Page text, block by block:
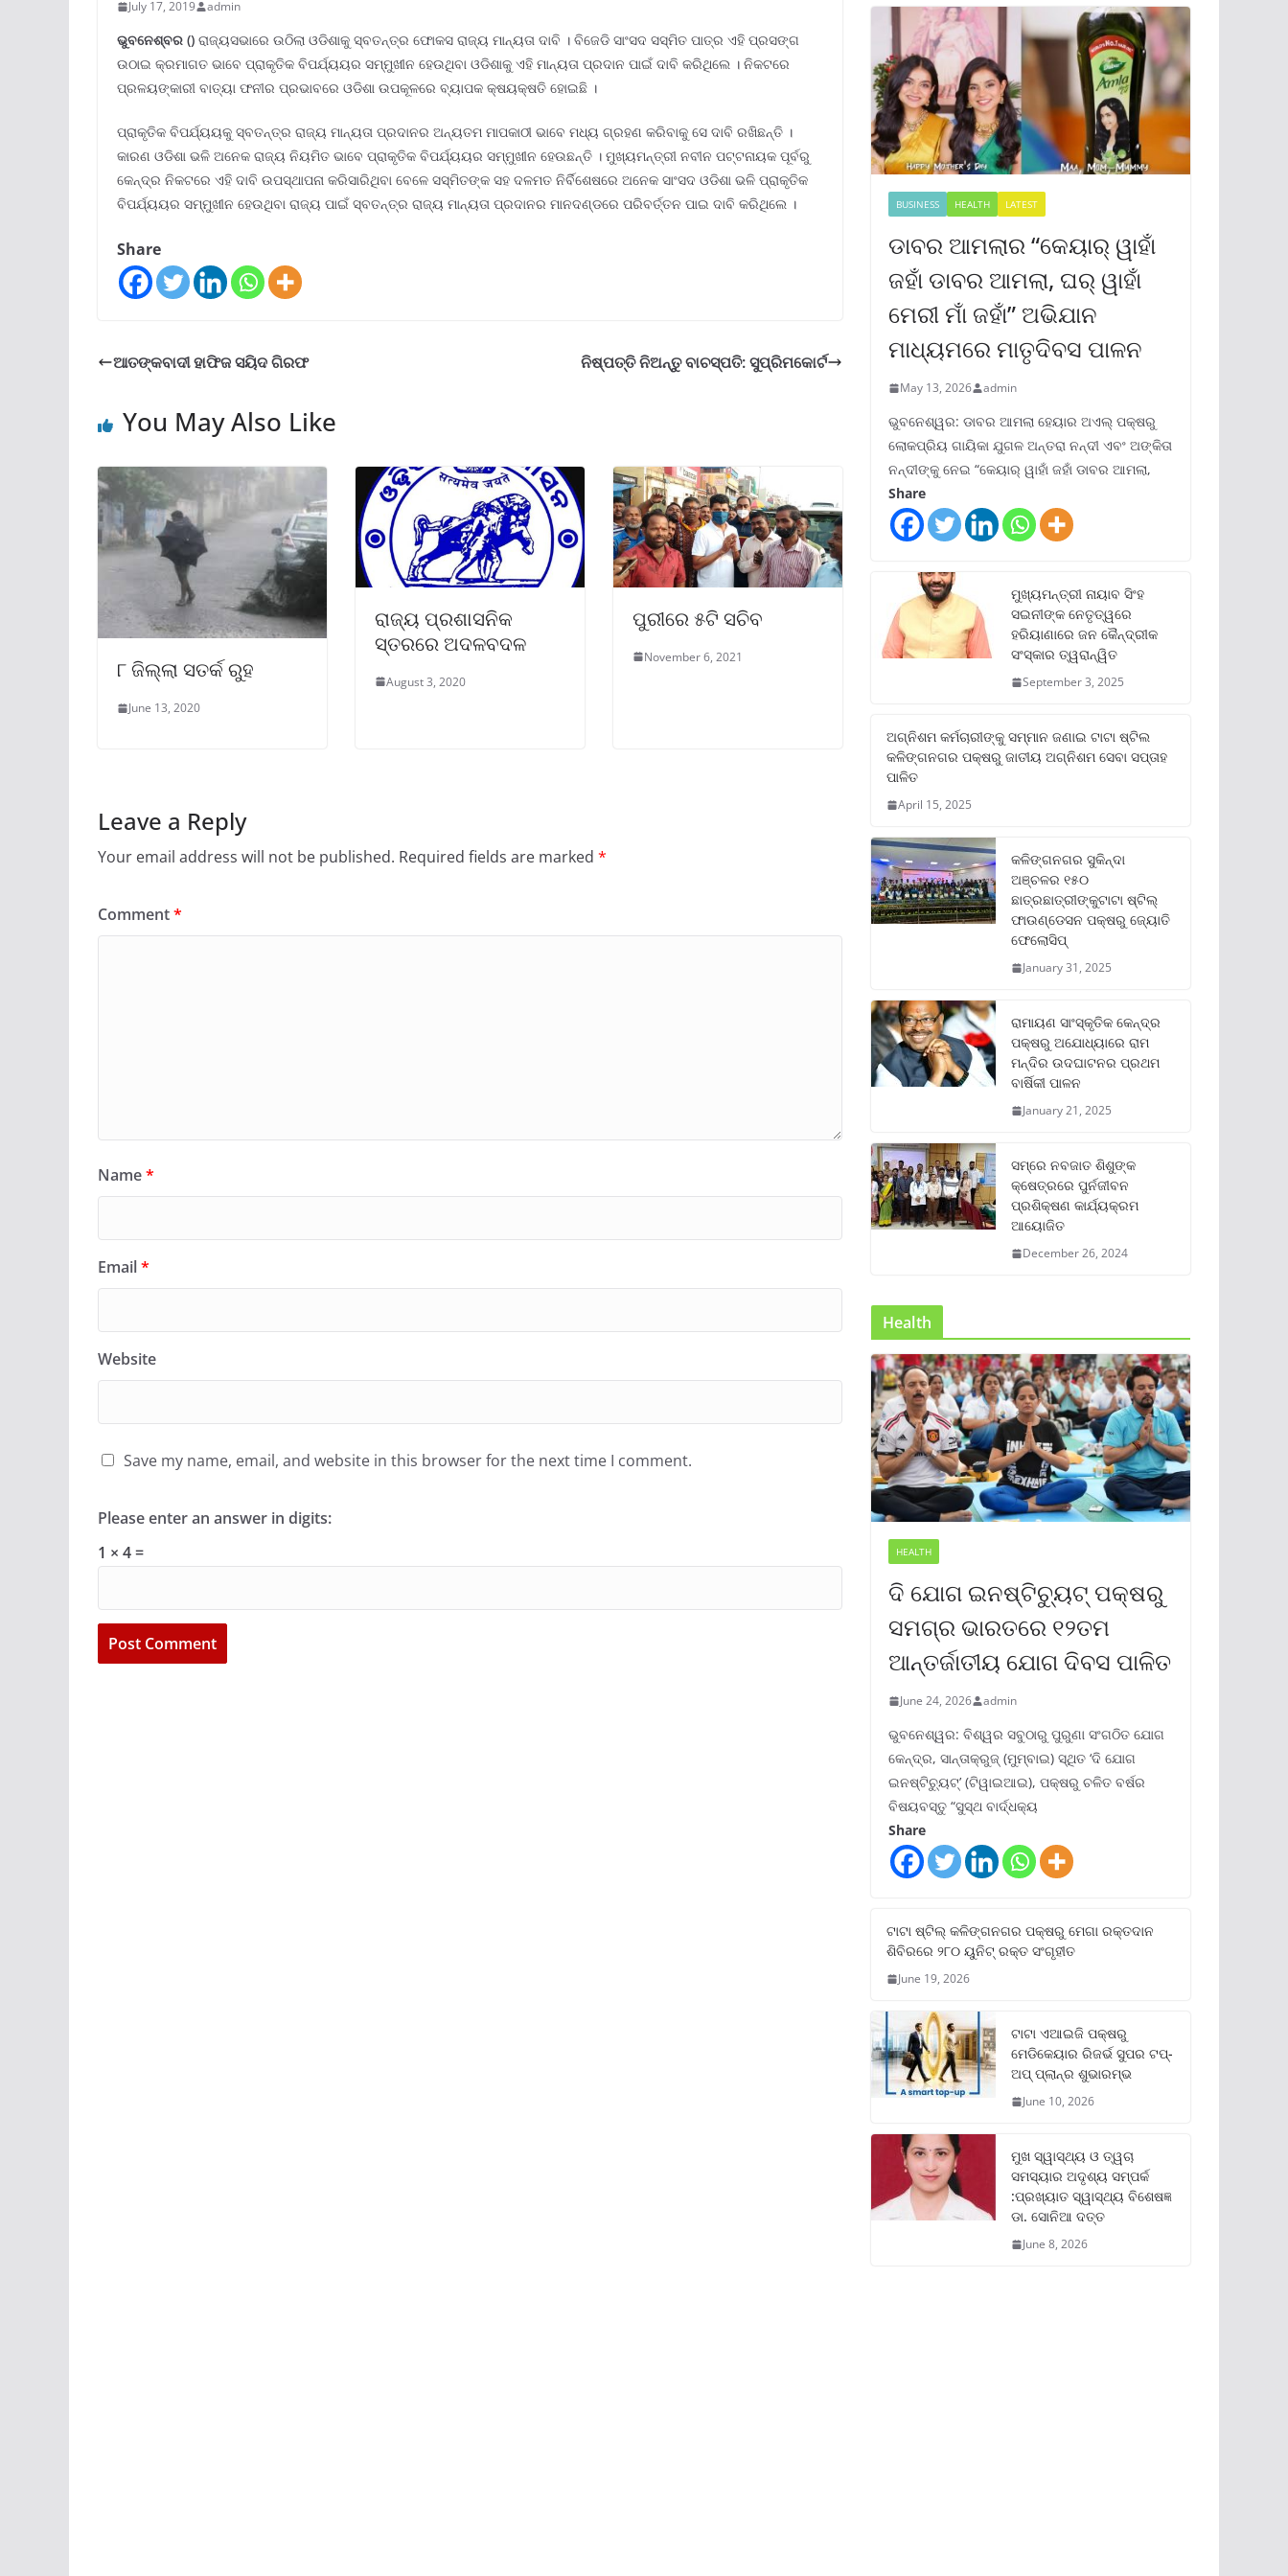
July 17, 2019 admin
ଭୁବନେଶ୍ବର () ରାଜ୍ୟସଭାରେ ଉଠିଲା ଓଡିଶାକୁ ସ୍ବତନ୍ତ୍ର ଫୋକସ ରାଜ୍ୟ ମାନ୍ୟତା ଦାବି । ବିଜେଡି ସାଂସଦ ସସ୍ମିତ ପାତ୍ର ଏହି ପ୍ରସଙ୍ଗ
ଉଠାଇ କ୍ରମାଗତ ଭାବେ ପ୍ରାକୃତିକ ବିପର୍ଯ୍ୟୟର ସମ୍ମୁଖୀନ ହେଉଥିବା ଓଡିଶାକୁ ଏହି ମାନ୍ୟତା ପ୍ରଦାନ ପାଇଁ ଦାବି କରିଥିଲେ । ନିକଟରେ
ପ୍ରଳୟଙ୍କାରୀ ବାତ୍ୟା ଫନୀର ପ୍ରଭାବରେ ଓଡିଶା ଉପକୂଳରେ ବ୍ୟାପକ କ୍ଷୟକ୍ଷତି ହୋଇଛି ।
ପ୍ରାକୃତିକ ବିପର୍ଯ୍ୟୟକୁ ସ୍ବତନ୍ତ୍ର ରାଜ୍ୟ ମାନ୍ୟତା ପ୍ରଦାନର ଅନ୍ୟତମ ମାପକାଠୀ ଭାବେ ମଧ୍ୟ ଗ୍ରହଣ କରିବାକୁ ସେ ଦାବି ରଖିଛନ୍ତି ।
କାରଣ ଓଡିଶା ଭଳି ଅନେକ ରାଜ୍ୟ ନିୟମିତ ଭାବେ ପ୍ରାକୃତିକ ବିପର୍ଯ୍ୟୟର ସମ୍ମୁଖୀନ ହେଉଛନ୍ତି । ମୁଖ୍ୟମନ୍ତ୍ରୀ ନବୀନ ପଟ୍ଟନାୟକ ପୂର୍ବରୁ
କେନ୍ଦ୍ର ନିକଟରେ ଏହି ଦାବି ଉପସ୍ଥାପନା କରିସାରିଥିବା ବେଳେ ସସ୍ମିତଙ୍କ ସହ ଦଳମତ ନିର୍ବିଶେଷରେ ଅନେକ ସାଂସଦ ଓଡିଶା ଭଳି ପ୍ରାକୃତିକ
ବିପର୍ଯ୍ୟୟର ସମ୍ମୁଖୀନ ହେଉଥିବା ରାଜ୍ୟ ପାଇଁ ସ୍ବତନ୍ତ୍ର ରାଜ୍ୟ ମାନ୍ୟତା ପ୍ରଦାନର ମାନଦଣ୍ଡରେ ପରିବର୍ତ୍ତନ ପାଇ ଦାବି କରିଥିଲେ ।
Share
ଆତଙ୍କବାଦୀ ହାଫିଜ ସୟିଦ ଗିରଫ ନିଷ୍ପତ୍ତି ନିଅନ୍ତୁ ବାଚସ୍ପତି: ସୁପ୍ରିମକୋର୍ଟ
You May Also Like
୮ ଜିଲ୍ଲା ସତର୍କ ରୁହ
June 13, 2020
ରାଜ୍ୟ ପ୍ରଶାସନିକ
ସ୍ତରରେ ଅଦଳବଦଳ
August 3, 2020
ପୁରୀରେ ୫ଟି ସଚିବ
November 6, 2021
Leave a Reply
Your email address will not be published. Required fields are marked *
Comment*
Name*
Email*
Website
Save my name, email, and website in this browser for the next time I comment.
Please enter an answer in digits:
1 × 4 =
BUSINESS HEALTH LATEST
ଡାବର ଆମଲାର “କେୟାର୍ ୱାହାଁ
ଜହାଁ ଡାବର ଆମଲା, ଘର୍ ୱାହାଁ
ମେରୀ ମାଁ ଜହାଁ” ଅଭିଯାନ
ମାଧ୍ୟମରେ ମାତୃଦିବସ ପାଳନ
May 13, 2026 admin
ଭୁବନେଶ୍ୱର: ଡାବର ଆମଲା ହେୟାର ଅଏଲ୍ ପକ୍ଷରୁ
ଲୋକପ୍ରିୟ ଗାୟିକା ଯୁଗଳ ଅନ୍ତରା ନନ୍ଦୀ ଏବଂ ଅଙ୍କିତା
ନନ୍ଦୀଙ୍କୁ ନେଇ “କେୟାର୍ ୱାହାଁ ଜହାଁ ଡାବର ଆମଲା,
Share
ମୁଖ୍ୟମନ୍ତ୍ରୀ ନାୟାବ ସିଂହ
ସଇନୀଙ୍କ ନେତୃତ୍ୱରେ
ହରିୟାଣାରେ ଜନ କୈନ୍ଦ୍ରୀକ
ସଂସ୍କାର ତ୍ୱରାନ୍ୱିତ
September 3, 2025
ଅଗ୍ନିଶମ କର୍ମଚାରୀଙ୍କୁ ସମ୍ମାନ ଜଣାଇ ଟାଟା ଷ୍ଟିଲ
କଳିଙ୍ଗନଗର ପକ୍ଷରୁ ଜାତୀୟ ଅଗ୍ନିଶମ ସେବା ସପ୍ତାହ
ପାଳିତ
April 15, 2025
କଳିଙ୍ଗନଗର ସୁକିନ୍ଦା
ଅଞ୍ଚଳର ୧୫୦
ଛାତ୍ରଛାତ୍ରୀଙ୍କୁଟାଟା ଷ୍ଟିଲ୍
ଫାଉଣ୍ଡେସନ ପକ୍ଷରୁ ଜ୍ୟୋତି
ଫେଲୋସିପ୍‌
January 31, 2025
ରାମାୟଣ ସାଂସ୍କୃତିକ କେନ୍ଦ୍ର
ପକ୍ଷରୁ ଅଯୋଧ୍ୟାରେ ରାମ
ମନ୍ଦିର ଉଦଘାଟନର ପ୍ରଥମ
ବାର୍ଷିକୀ ପାଳନ
January 21, 2025
ସମ୍‌ରେ ନବଜାତ ଶିଶୁଙ୍କ
କ୍ଷେତ୍ରରେ ପୁର୍ନଜୀବନ
ପ୍ରଶିକ୍ଷଣ କାର୍ଯ୍ୟକ୍ରମ
ଆୟୋଜିତ
December 26, 2024
Health
HEALTH
ଦି ଯୋଗ ଇନଷ୍ଟିଚ୍ୟୁଟ୍ ପକ୍ଷରୁ
ସମଗ୍ର ଭାରତରେ ୧୨ତମ
ଆନ୍ତର୍ଜାତୀୟ ଯୋଗ ଦିବସ ପାଳିତ
June 24, 2026 admin
ଭୁବନେଶ୍ୱର: ବିଶ୍ୱର ସବୁଠାରୁ ପୁରୁଣା ସଂଗଠିତ ଯୋଗ
କେନ୍ଦ୍ର, ସାନ୍ତାକ୍ରୁଜ୍ (ମୁମ୍ବାଇ) ସ୍ଥିତ ‘ଦି ଯୋଗ
ଇନଷ୍ଟିଚ୍ୟୁଟ୍‌’ (ଟିୱାଇଆଇ), ପକ୍ଷରୁ ଚଳିତ ବର୍ଷର
ବିଷୟବସ୍ତୁ “ସୁସ୍ଥ ବାର୍ଦ୍ଧକ୍ୟ
Share
ଟାଟା ଷ୍ଟିଲ୍‌ କଳିଙ୍ଗନଗର ପକ୍ଷରୁ ମେଗା ରକ୍ତଦାନ
ଶିବିରରେ ୨୮୦ ୟୁନିଟ୍‌ ରକ୍ତ ସଂଗୃହୀତ
June 19, 2026
ଟାଟା ଏଆଇଜି ପକ୍ଷରୁ
ମେଡିକେୟାର ରିଜର୍ଭ ସୁପର ଟପ୍‌-
ଅପ୍ ପ୍ଲାନ୍‌ର ଶୁଭାରମ୍ଭ
June 10, 2026
ମୁଖ ସ୍ୱାସ୍ଥ୍ୟ ଓ ତ୍ୱଚା
ସମସ୍ୟାର ଅଦୃଶ୍ୟ ସମ୍ପର୍କ
:ପ୍ରଖ୍ୟାତ ସ୍ୱାସ୍ଥ୍ୟ ବିଶେଷଜ୍ଞ
ଡା. ସୋନିଆ ଦତ୍ତ
June 8, 2026